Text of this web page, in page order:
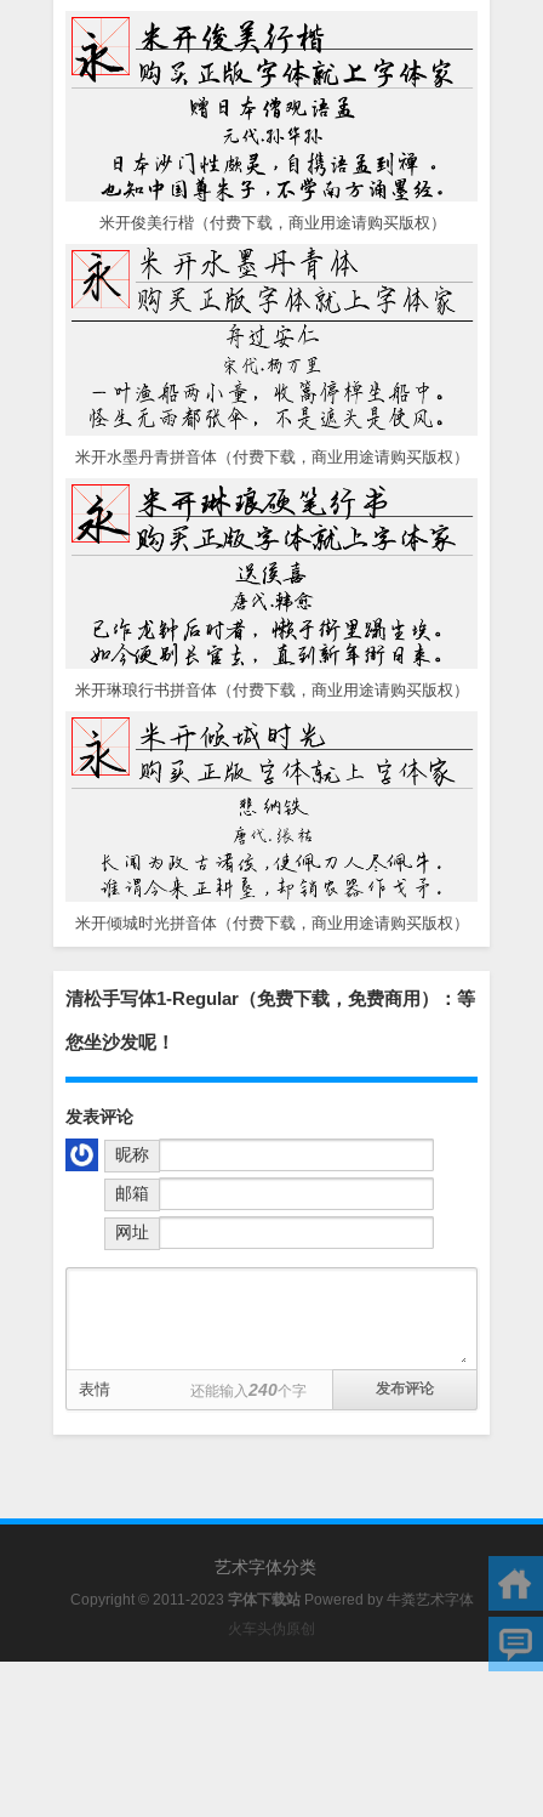
米开俊美行楷（付费下载，商业用途请购买版权）
米开水墨丹青拼音体（付费下载，商业用途请购买版权）
米开琳琅行书拼音体（付费下载，商业用途请购买版权）
米开倾城时光拼音体（付费下载，商业用途请购买版权）
清松手写体1-Regular（免费下载，免费商用）：等
您坐沙发呢！
发表评论
昵称
邮箱
网址
表情 还能输入240个字
艺术字体分类
Copyright © 2011-2023 字体下载站 Powered by 牛粪艺术字体
火车头伪原创